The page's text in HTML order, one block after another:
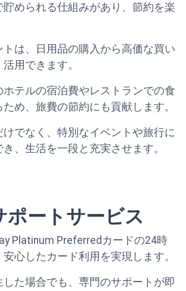
貯められる仕組みがあり、節約を楽
トは、日用品の購入から高価な買い
用できます。
ホテルの宿泊費やレストランでの食
め、旅費の節約にも貢献します。
けでなく、特別なイベントや旅行に
、生活を一段と充実させます。
ポートサービス
Platinum Preferredカードの24時
心したカード利用を実現します。
た場合でも、専門のサポートが即